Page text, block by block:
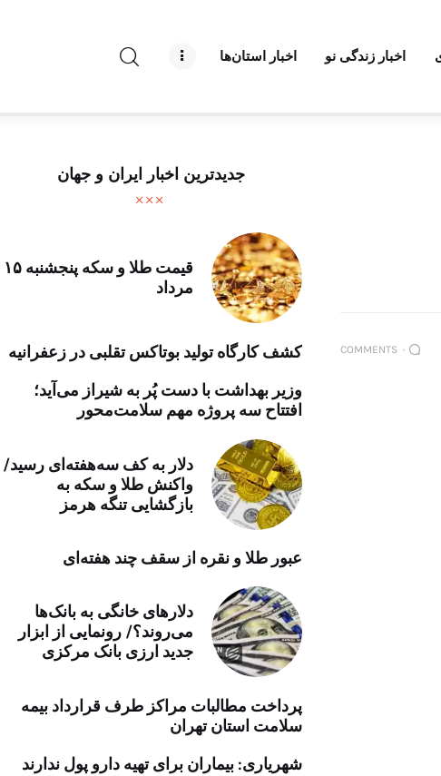
اخبار زندگی نو اخبار استان‌ها
درباره راه‌ نو نیوز
پایگاه خبری آبان
خرید موتور ایمپلنت
۰ COMMENTS
جدیدترین اخبار ایران و جهان
قیمت طلا و سکه پنجشنبه ۱۵
مرداد
کشف کارگاه تولید بوتاکس تقلبی در زعفرانیه
وزیر بهداشت با دست پُر به شیراز می‌آید؛
افتتاح سه پروژه مهم سلامت‌محور
دلار به کف سه‌هفته‌ای رسید/
واکنش طلا و سکه به
بازگشایی تنگه هرمز
عبور طلا و نقره از سقف چند هفته‌ای
دلارهای خانگی به بانک‌ها
می‌روند؟/ رونمایی از ابزار
جدید ارزی بانک مرکزی
پرداخت مطالبات مراکز طرف قرارداد بیمه
سلامت استان تهران
شهریاری: بیماران برای تهیه دارو پول ندارند